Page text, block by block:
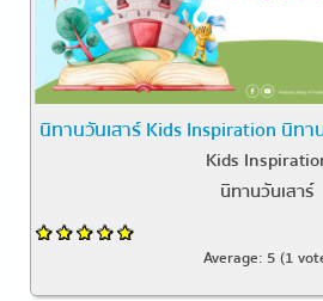
นิทานวันเสาร์ Kids Inspiration นิท
Kids
นิทานวันเสาร์
Average: 5 (1